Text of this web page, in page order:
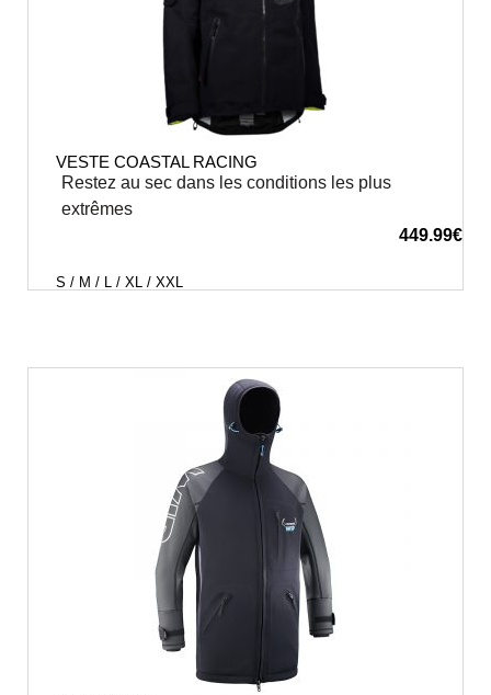
VESTE COASTAL RACING
Restez au sec dans les conditions les plus
extrêmes
449.99€
S / M / L / XL / XXL